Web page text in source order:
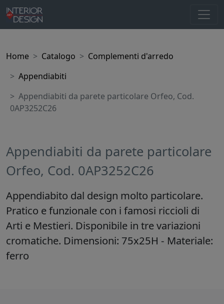
Home Catalogo
Complementi d'arredo
Appendiabiti
Appendiabiti da parete particolare Orfeo, Cod.
0AP3252C26
Appendiabiti da parete particolare
Orfeo, Cod. 0AP3252C26
Appendiabito dal design molto particolare.
Pratico e funzionale con i famosi riccioli di
Arti e Mestieri. Disponibile in tre variazioni
cromatiche. Dimensioni: 75x25H - Materiale:
ferro